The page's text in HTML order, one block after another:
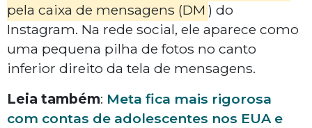
pela caixa de mensagens (DM ) do
Instagram. Na rede social, ele aparece como
uma pequena pilha de fotos no canto
inferior direito da tela de mensagens.
Leia também: Meta fica mais rigorosa
com contas de adolescentes nos EUA e